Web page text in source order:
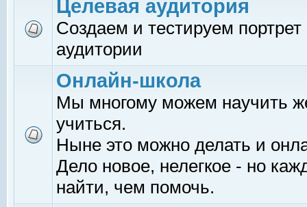
Целевая аудитория
Создаем и тестируем
аудитории
Онлайн-школа
Мы многому можем научить
учиться.
Ныне это можно делать и
Дело новое, нелегкое - но
найти, чем помочь.